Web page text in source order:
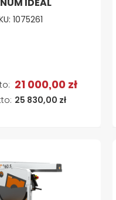
1075261
25 830,00 zł
21 000,00 zł